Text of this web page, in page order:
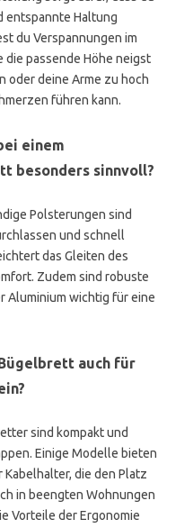
entspannte Haltung
du Verspannungen im
die passende Höhe neigst
oder deine Arme zu hoch
führen kann.
einem
besonders sinnvoll?
Polsterungen sind
und schnell
das Gleiten des
Zudem sind robuste
Aluminium wichtig für eine
auch für
sind kompakt und
Einige Modelle bieten
die den Platz
in beengten Wohnungen
Vorteile der Ergonomie